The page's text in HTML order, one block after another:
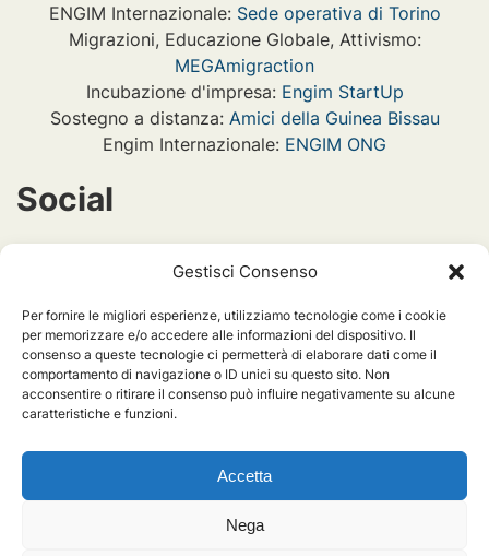
Gestisci Consenso
Per fornire le migliori esperienze, utilizziamo tecnologie come i cookie
per memorizzare e/o accedere alle informazioni del dispositivo. Il
consenso a queste tecnologie ci permetterà di elaborare dati come il
comportamento di navigazione o ID unici su questo sito. Non
acconsentire o ritirare il consenso può influire negativamente su alcune
caratteristiche e funzioni.
Accetta
Nega
ENGIM Internazionale: Sede operativa di Torino
Migrazioni, Educazione Globale, Attivismo:
MEGAmigraction
Incubazione d'impresa: Engim StartUp
Sostegno a distanza: Amici della Guinea Bissau
Engim Internazionale: ENGIM ONG
Social
engiminternazionale_piemonte
engiminternazionalepiemonte